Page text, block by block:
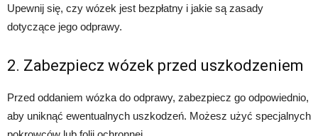
Upewnij się, czy wózek jest bezpłatny i jakie są zasady
dotyczące jego odprawy.
2. Zabezpiecz wózek przed uszkodzeniem
Przed oddaniem wózka do odprawy, zabezpiecz go odpowiednio,
aby uniknąć ewentualnych uszkodzeń. Możesz użyć specjalnych